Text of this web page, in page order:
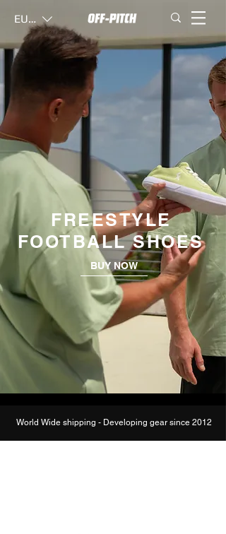
EUR (€)
FREESTYLE
FOOTBALL SHOES
BUY NOW
World Wide shipping - Developing gear since 2012